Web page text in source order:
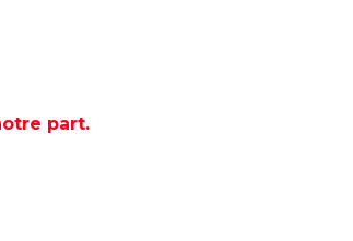
part.